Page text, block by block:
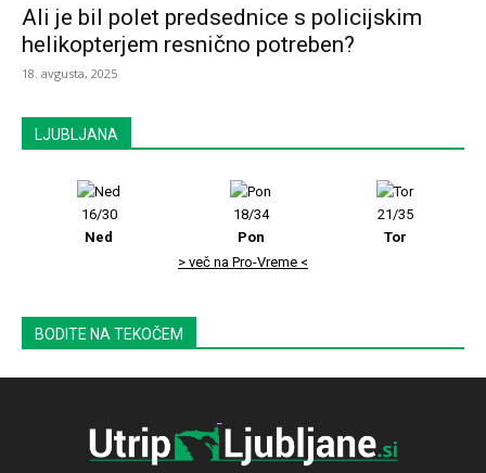
Ali je bil polet predsednice s policijskim
helikopterjem resnično potreben?
18. avgusta, 2025
LJUBLJANA
16/30
Ned
18/34
Pon
21/35
Tor
> več na Pro-Vreme <
BODITE NA TEKOČEM